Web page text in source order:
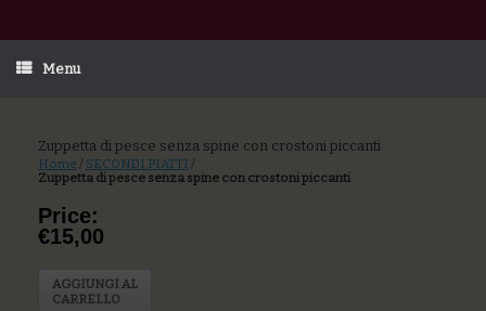
Menu
Zuppetta di pesce senza spine con crostoni piccanti
Home / SECONDI PIATTI /
Zuppetta di pesce senza spine con crostoni piccanti
Price:
€15,00
AGGIUNGI AL
CARRELLO